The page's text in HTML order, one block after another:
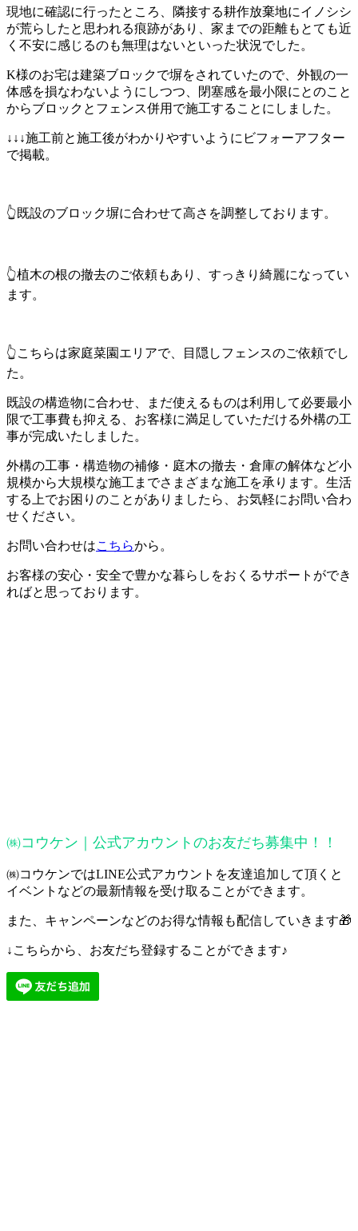
現地に確認に行ったところ、隣接する耕作放棄地にイノシシ
が荒らしたと思われる痕跡があり、家までの距離もとても近
く不安に感じるのも無理はないといった状況でした。
K様のお宅は建築ブロックで塀をされていたので、外観の一
体感を損なわないようにしつつ、閉塞感を最小限にとのこと
からブロックとフェンス併用で施工することにしました。
↓↓↓施工前と施工後がわかりやすいようにビフォーアフター
で掲載。
👆既設のブロック塀に合わせて高さを調整しております。
👆植木の根の撤去のご依頼もあり、すっきり綺麗になってい
ます。
👆こちらは家庭菜園エリアで、目隠しフェンスのご依頼でし
た。
既設の構造物に合わせ、まだ使えるものは利用して必要最小
限で工事費も抑える、お客様に満足していただける外構の工
事が完成いたしました。
外構の工事・構造物の補修・庭木の撤去・倉庫の解体など小
規模から大規模な施工までさまざまな施工を承ります。生活
する上でお困りのことがありましたら、お気軽にお問い合わ
せください。
お問い合わせはこちらから。
お客様の安心・安全で豊かな暮らしをおくるサポートができ
ればと思っております。
㈱コウケン｜公式アカウントのお友だち募集中！！
㈱コウケンではLINE公式アカウントを友達追加して頂くと
イベントなどの最新情報を受け取ることができます。
また、キャンペーンなどのお得な情報も配信していきます🎁
↓こちらから、お友だち登録することができます♪